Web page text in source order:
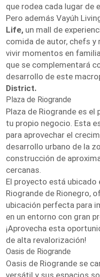
que rodea cada lugar de
Pero además Vayúh
Life, un mall de
comida de autor, chefs y
vivir momentos en
que se complementará
desarrollo de este
District.
Plaza de Riogrande
Plaza de Riogrande es
tu propio negocio. Esta
para aprovechar el
desarrollo urbano de la
construcción de
cercanas.
El proyecto está
Riogrande de Rionegro,
ubicación perfecta para
en un entorno con gran
¡Aprovecha esta
de alta revalorización!
Oasis de Riogrande
Oasis de Riogrande se
versátil y sus espacios